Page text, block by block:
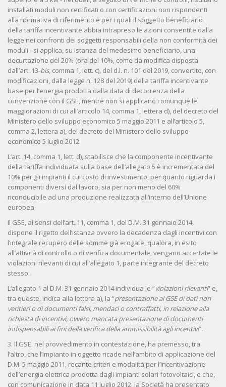
installati moduli non certificati o con certificazioni non rispondenti
alla normativa di riferimento e per i quali il soggetto beneficiario
della tariffa incentivante abbia intrapreso le azioni consentite dalla
legge nei confronti dei soggetti responsabili della non conformità dei
moduli - si applica, su istanza del medesimo beneficiario, una
decurtazione del 20% (ora del 10%, come da modifica disposta
dall’art. 13-bis, comma 1, lett. c), del d.l. n. 101 del 2019, convertito, con
modificazioni, dalla legge n. 128 del 2019) della tariffa incentivante
base per l’energia prodotta dalla data di decorrenza della
convenzione con il GSE, mentre non si applicano comunque le
maggiorazioni di cui all’articolo 14, comma 1, lettera d), del decreto del
Ministero dello sviluppo economico 5 maggio 2011 e all’articolo 5,
comma 2, lettera a), del decreto del Ministero dello sviluppo
economico 5 luglio 2012.
L’art. 14, comma 1, lett. d), stabilisce che la componente incentivante
della tariffa individuata sulla base dell’allegato 5 è incrementata del
10% per gli impianti il cui costo di investimento, per quanto riguarda i
componenti diversi dal lavoro, sia per non meno del 60%
riconducibile ad una produzione realizzata all’interno dell’Unione
europea.
Il GSE, ai sensi dell’art. 11, comma 1, del D.M. 31 gennaio 2014,
dispone il rigetto dell’istanza ovvero la decadenza dagli incentivi con
l’integrale recupero delle somme già erogate, qualora, in esito
all’attività di controllo o di verifica documentale, vengano accertate le
violazioni rilevanti di cui all’allegato 1, parte integrante del decreto
stesso.
L’allegato 1 al D.M. 31 gennaio 2014 individua le “violazioni rilevanti” e,
tra queste, indica alla lettera a), la “presentazione al GSE di dati non
veritieri o di documenti falsi, mendaci o contraffatti, in relazione alla
richiesta di incentivi, ovvero mancata presentazione di documenti
indispensabili ai fini della verifica della ammissibilità agli incentivi”.
3. Il GSE, nel provvedimento in contestazione, ha premesso, tra
l’altro, che l’impianto in oggetto ricade nell’ambito di applicazione del
D.M. 5 maggio 2011, recante criteri e modalità per l’incentivazione
dell’energia elettrica prodotta dagli impianti solari fotovoltaici, e che,
con comunicazione in data 11 luglio 2012, la Società ha presentato